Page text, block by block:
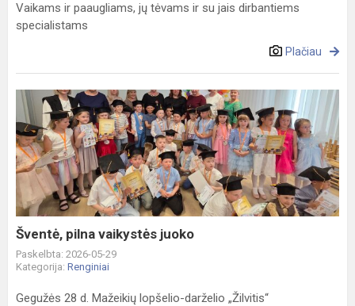
Vaikams ir paaugliams, jų tėvams ir su jais dirbantiems
specialistams
Plačiau
Šventė,
pilna
vaikystės
juoko
Šventė, pilna vaikystės juoko
Paskelbta: 2026-05-29
Kategorija: Renginiai
Gegužės 28 d. Mažeikių lopšelio-darželio „Žilvitis“